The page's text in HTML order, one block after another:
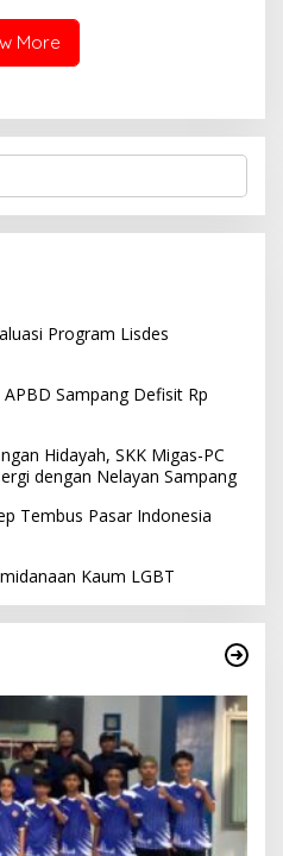
More
Program Lisdes
Sampang Defisit Rp
Hidayah, SKK Migas-PC
dengan Nelayan Sampang
Tembus Pasar Indonesia
Kaum LGBT